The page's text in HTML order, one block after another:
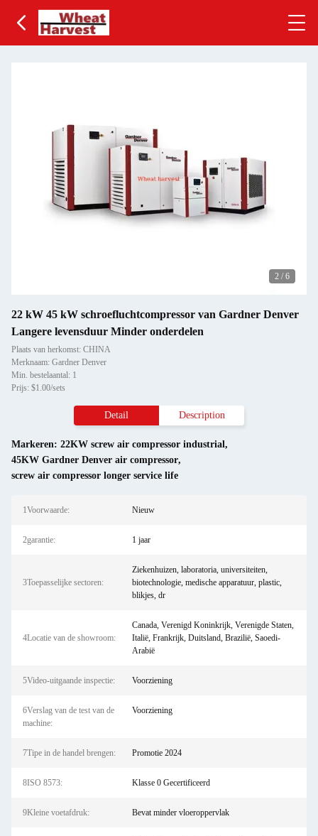
2 / 6
22 kW 45 kW schroefluchtcompressor van Gardner Denver
Langere levensduur Minder onderdelen
Plaats van herkomst: CHINA
Merknaam: Gardner Denver
Min. bestelaantal: 1
Prijs: $1.00/sets
Detail Description
Markeren: 22KW screw air compressor industrial,
45KW Gardner Denver air compressor,
screw air compressor longer service life
1Voorwaarde: Nieuw
2garantie: 1 jaar
3Toepasselijke sectoren:
Ziekenhuizen, laboratoria, universiteiten,
biotechnologie, medische apparatuur, plastic,
blikjes, dr
4Locatie van de showroom:
Canada, Verenigd Koninkrijk, Verenigde Staten,
Italië, Frankrijk, Duitsland, Brazilië, Saoedi-
Arabië
5Video-uitgaande inspectie: Voorziening
6Verslag van de test van de
machine:
Voorziening
7Tipe in de handel brengen: Promotie 2024
8ISO 8573: Klasse 0 Gecertificeerd
9Kleine voetafdruk: Bevat minder vloeroppervlak